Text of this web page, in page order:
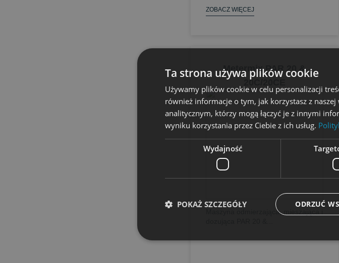
ZOBACZ WIĘCEJ
Metermix PAR 20 &
20C/20CE
Maszyna odmierzająca, mieszająca i
Ta strona używa plików cookie
Używamy plików cookie w celu personalizacji
również informacje o tym, jak korzystasz z
analitycznym, którzy mogą łączyć je z innymi
wyniku korzystania przez Ciebie z ich usług.
Wydajność
ODRZUĆ
POKAŻ SZCZEGÓŁY